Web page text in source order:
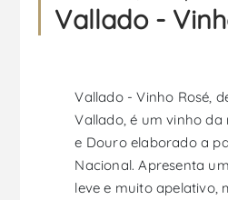
Vallado -
Vallado - Vinho Rosé,
Vallado, é um vinho da
e Douro elaborado a
Nacional. Apresenta
leve e muito apelativo,